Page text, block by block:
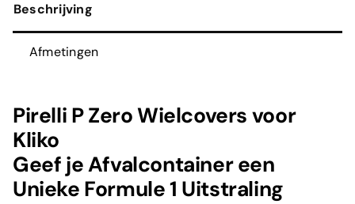
voor
Afvalcontainer
aantal
Beschrijving
Afmetingen
Pirelli P Zero Wielcovers voor
Kliko
Geef je Afvalcontainer een
Unieke Formule 1 Uitstraling